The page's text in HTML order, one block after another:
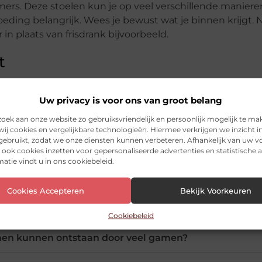
Uw privacy is voor ons van groot belang
aan onze website zo gebruiksvriendelijk en persoonlijk mogelijk te
cookies en vergelijkbare technologieën. Hiermee verkrijgen we inzicht
zodat we onze diensten kunnen verbeteren. Afhankelijk van uw
cookies inzetten voor gepersonaliseerde advertenties en statistische
vindt u in ons cookiebeleid.
Cookies Accepteren Bekijk Voorkeuren
Cookiebeleid
Deze stoelen kun je op veel verschillende
belangrijk. Wees je bewust wat je binnen krijgt.
plaats van frisdrank bijvoorbeeld.
om op een positieve noot te eindigen. Veel ouderen
Gamen is namelijk goed voor de mentale
in contact met andere en leren allerlei mooie
de gezondheid en vind de balans.
kunnen ontstaan door veel gamen?